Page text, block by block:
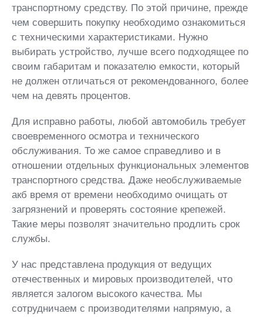
транспортному средству. По этой причине, прежде
чем совершить покупку необходимо ознакомиться
с техническими характеристиками. Нужно
выбирать устройство, лучше всего подходящее по
своим габаритам и показателю емкости, который
не должен отличаться от рекомендованного, более
чем на девять процентов.
Для исправно работы, любой автомобиль требует
своевременного осмотра и технического
обслуживания. То же самое справедливо и в
отношении отдельных функциональных элементов
транспортного средства. Даже необслуживаемые
акб время от времени необходимо очищать от
загрязнений и проверять состояние крепежей.
Такие меры позволят значительно продлить срок
службы.
У нас представлена продукция от ведущих
отечественных и мировых производителей, что
является залогом высокого качества. Мы
сотрудничаем с производителями напрямую, а